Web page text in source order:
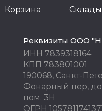
Корзина
Реквизиты ООО
ИНН 7839318164
КПП 783801001
190068, Санкт-
Фонарный пер,
пом. 3Н
ОГРН